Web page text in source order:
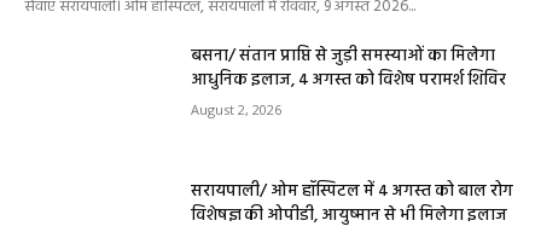
सेवाएं सरायपाली। ओम हॉस्पिटल, सरायपाली में रविवार, 9 अगस्त 2026...
बसना/ संतान प्राप्ति से जुड़ी समस्याओं का मिलेगा
आधुनिक इलाज, 4 अगस्त को विशेष परामर्श शिविर
August 2, 2026
सरायपाली/ ओम हॉस्पिटल में 4 अगस्त को बाल रोग
विशेषज्ञ की ओपीडी, आयुष्मान से भी मिलेगा इलाज